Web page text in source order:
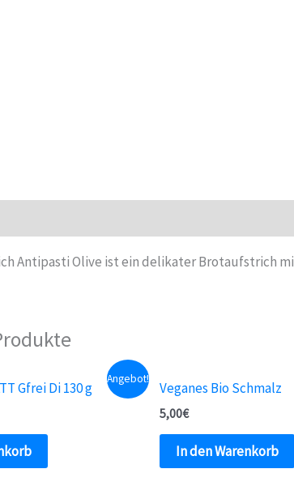
Antipasti Olive ist ein delikater Brotaufstrich
Angebot!
Gfrei Di 130 g Veganes Bio Schmalz
5,00€
In den Warenkorb